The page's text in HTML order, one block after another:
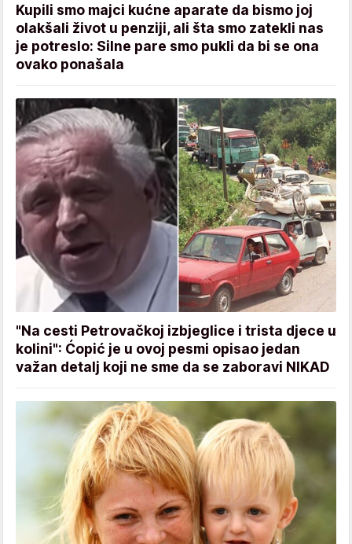
Kupili smo majci kućne aparate da bismo joj
olakšali život u penziji, ali šta smo zatekli nas
je potreslo: Silne pare smo pukli da bi se ona
ovako ponašala
"Na cesti Petrovačkoj izbjeglice i trista djece u
kolini": Ćopić je u ovoj pesmi opisao jedan
važan detalj koji ne sme da se zaboravi NIKAD